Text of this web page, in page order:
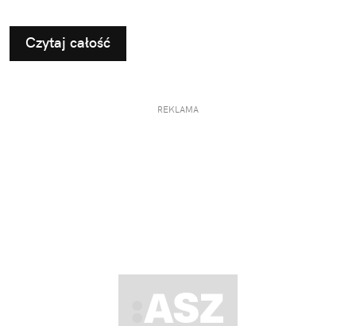
Czytaj całość
REKLAMA